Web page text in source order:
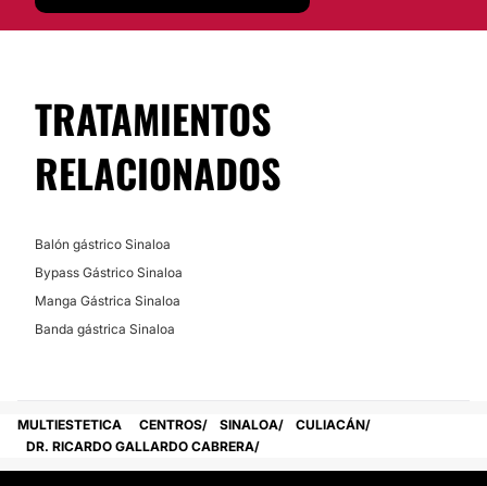
No
Financiación o facilidades de pago:
No
TRATAMIENTOS
RELACIONADOS
Balón gástrico Sinaloa
Bypass Gástrico Sinaloa
Manga Gástrica Sinaloa
Banda gástrica Sinaloa
MULTIESTETICA CENTROS SINALOA
CULIACÁN
DR. RICARDO GALLARDO CABRERA